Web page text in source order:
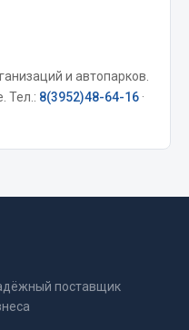
и автопарков.
Тел.: 8(3952)48-64-16 ·
поставщик